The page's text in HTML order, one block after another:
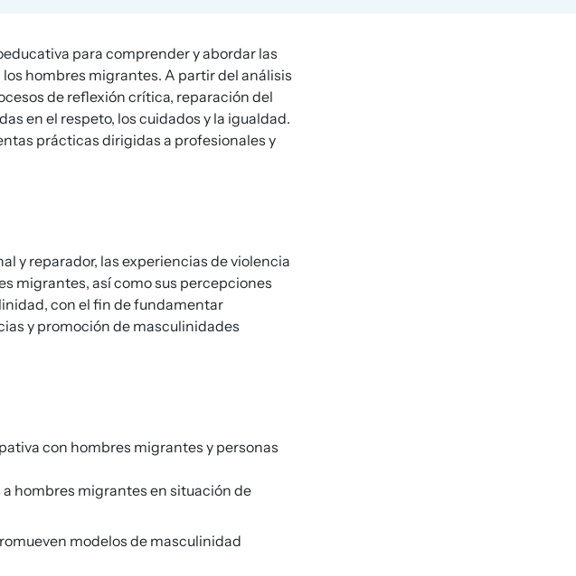
para comprender y abordar las
hombres migrantes. A partir del análisis
de reflexión crítica, reparación del
en el respeto, los cuidados y la igualdad.
prácticas dirigidas a profesionales y
y reparador, las experiencias de violencia
migrantes, así como sus percepciones
con el fin de fundamentar
y promoción de masculinidades
con hombres migrantes y personas
hombres migrantes en situación de
modelos de masculinidad